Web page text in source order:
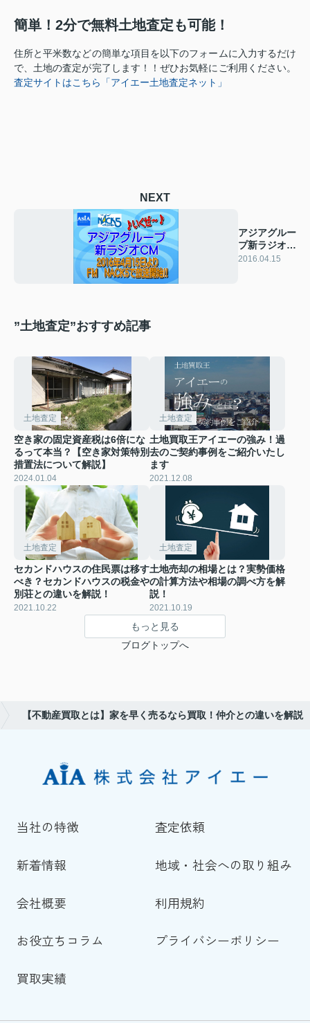
簡単！2分で無料土地査定も可能！
住所と平米数などの簡単な項目を以下のフォームに入力するだけ
で、土地の査定が完了します！！ぜひお気軽にご利用ください。
査定サイトはこちら「アイエー土地査定ネット」
NEXT
アジアグルー
プ新ラジオ
CM放送開
2016.04.15
”土地査定”おすすめ記事
土地査定
空き家の固定資産税は6倍にな
るって本当？【空き家対策特別
措置法について解説】
2024.01.04
土地査定
土地買取王アイエーの強み！過
去のご契約事例をご紹介いたし
ます
2021.12.08
土地査定
セカンドハウスの住民票は移す
べき？セカンドハウスの税金や
別荘との違いを解説！
2021.10.22
土地査定
土地売却の相場とは？実勢価格
の計算方法や相場の調べ方を解
説！
2021.10.19
もっと見る
ブログトップへ
【不動産買取とは】家を早く売るなら買取！仲介との違いを解説
当社の特徴 査定依頼
新着情報 地域・社会への取り組み
会社概要 利用規約
お役立ちコラム プライバシーポリシー
買取実績